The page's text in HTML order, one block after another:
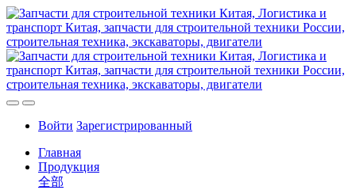
Войти Зарегистрированный
Главная
Продукция
全部